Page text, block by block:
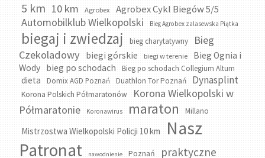
5 km 10 km Agrobex Agrobex Cykl Biegów 5/5
Automobilklub Wielkopolski Bieg Agrobex zalasewska Piątka
biegaj i zwiedzaj bieg charytatywny
Bieg
Czekoladowy
biegi górskie biegi w terenie
Bieg Ognia i
Wody bieg po schodach Bieg po schodach Collegium Altum
dieta Domix AGD Poznań Duathlon Tor Poznań Dynasplint
Korona Polskich Półmaratonów
Korona Wielkopolski w
Półmaratonie
Koronawirus maraton Millano
Mistrzostwa Wielkopolski Policji 10 km
Nasz
Patronat
nawodnienie Poznań
praktyczne